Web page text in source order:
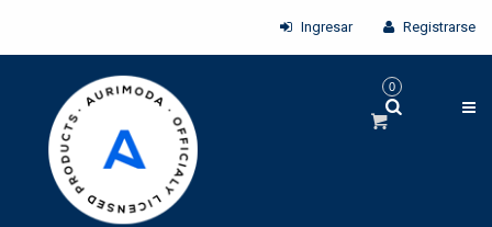
Ingresar Registrarse
0